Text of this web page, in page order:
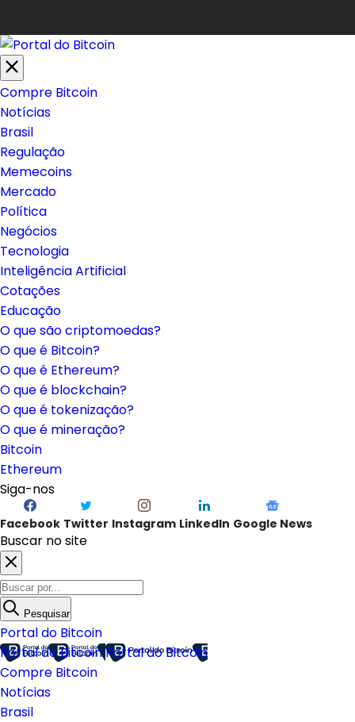
Compre Bitcoin
Notícias
Brasil
Regulação
Memecoins
Mercado
Política
Negócios
Tecnologia
Inteligência Artificial
Cotações
Educação
O que são criptomoedas?
O que é Bitcoin?
O que é Ethereum?
O que é blockchain?
O que é tokenização?
O que é mineração?
Bitcoin
Ethereum
Siga-nos
Facebook Twitter Instagram LinkedIn Google News
Buscar no site
Pesquisar
Portal do Bitcoin
Portal do BitcoinPortal do Bitcoin
Compre Bitcoin
Notícias
Brasil